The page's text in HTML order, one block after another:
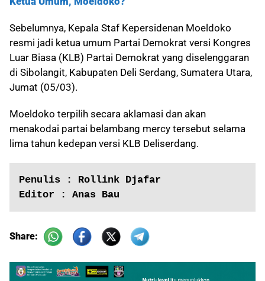
Sebelumnya, Kepala Staf Kepersidenan Moeldoko
resmi jadi ketua umum Partai Demokrat versi Kongres
Luar Biasa (KLB) Partai Demokrat yang diselenggaran
di Sibolangit, Kabupaten Deli Serdang, Sumatera Utara,
Jumat (05/03).
Moeldoko terpilih secara aklamasi dan akan
menakodai partai belambang mercy tersebut selama
lima tahun kedepan versi KLB Deliserdang.
Penulis : Rollink Djafar
Editor : Anas Bau
Share: